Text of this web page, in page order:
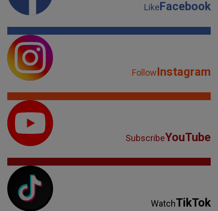
LikeFacebook
FollowInstagram
SubscribeYouTube
WatchTikTok